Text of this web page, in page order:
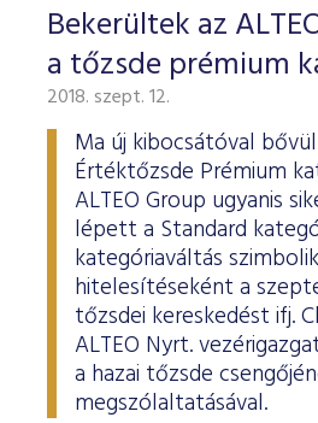
Bekerültek az
a tőzsde prémium
2018. szept. 12.
Ma új kibocsátóval
Értéktőzsde Prémium
ALTEO Group ugyanis
lépett a Standard
kategóriaváltás
hitelesítéseként a
tőzsdei kereskedést ifj.
ALTEO Nyrt.
a hazai tőzsde
megszólaltatásával.